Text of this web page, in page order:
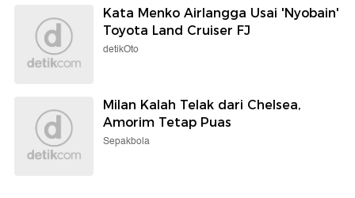
Kata Menko Airlangga Usai 'Nyobain'
Toyota Land Cruiser FJ
detikOto
Milan Kalah Telak dari Chelsea,
Amorim Tetap Puas
Sepakbola